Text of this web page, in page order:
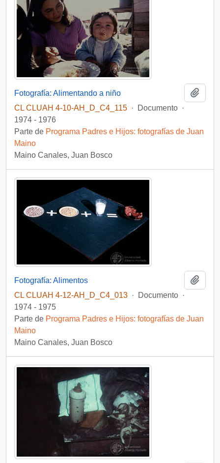
Fotografía: Alimentando a niño
CL CLUAH 4-10-AH_D_C4_115 · Documento ·
1974 - 1976
Parte de Programa Padres e Hijos: fotografías de Juan
Maino
Maino Canales, Juan Bosco
Fotografía: Alimentos
CL CLUAH 4-12-AH_D_C4_013 · Documento ·
1974 - 1975
Parte de Programa Padres e Hijos: fotografías de Juan
Maino
Maino Canales, Juan Bosco